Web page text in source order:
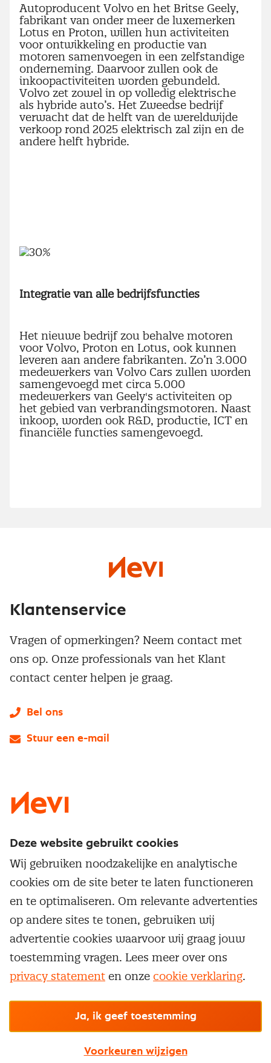
Autoproducent Volvo en het Britse Geely,
fabrikant van onder meer de luxemerken
Lotus en Proton, willen hun activiteiten
voor ontwikkeling en productie van
motoren samenvoegen in een zelfstandige
onderneming. Daarvoor zullen ook de
inkoopactiviteiten worden gebundeld.
Volvo zet zowel in op volledig elektrische
als hybride auto’s. Het Zweedse bedrijf
verwacht dat de helft van de wereldwijde
verkoop rond 2025 elektrisch zal zijn en de
andere helft hybride.
Integratie van alle bedrijfsfuncties
Het nieuwe bedrijf zou behalve motoren
voor Volvo, Proton en Lotus, ook kunnen
leveren aan andere fabrikanten. Zo’n 3.000
medewerkers van Volvo Cars zullen worden
samengevoegd met circa 5.000
medewerkers van Geely's activiteiten op
het gebied van verbrandingsmotoren. Naast
inkoop, worden ook R&D, productie, ICT en
financiële functies samengevoegd.
Service & contact
Over inkoop
Netwerk en communities
Aanmelden nieuwsbrief
Word lid van Nevi
Inkoop vacatures
Opzeggen lidmaatschap
Populaire thema's
Aanbesteden
Contractmanagement
Kostenmanagement
Onderhandelen
Supply management
Opleidingen en trainingen
Trainingen
Opleidingen
Maatwerk
Vrijstellingen
Klantenservice
Vragen of opmerkingen? Neem contact met
ons op. Onze professionals van het Klant
contact center helpen je graag.
Bel ons
Stuur een e-mail
Cookievoorkeuren beherenOnzealgemene
© Nevi.nl
Deze website gebruikt cookies
Wij gebruiken noodzakelijke en analytische
cookies om de site beter te laten functioneren
en te optimaliseren. Om relevante advertenties
op andere sites te tonen, gebruiken wij
advertentie cookies waarvoor wij graag jouw
toestemming vragen. Lees meer over ons
privacy statement en onze cookie verklaring.
Ja, ik geef toestemming
Voorkeuren wijzigen